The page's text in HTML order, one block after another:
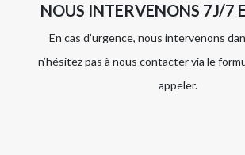
NOUS INTERVENONS 7J/7
En cas d’urgence, nous intervenons
n’hésitez pas à nous contacter via le
appeler.